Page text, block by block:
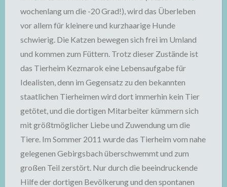
wochenlang um die -20 Grad!), wird das Überleben
vor allem für kleinere und kurzhaarige Hunde
schwierig. Die Katzen bewegen sich frei im Umland
und kommen zum Füttern. Trotz dieser Zustände ist
das Tierheim Kezmarok eine Lebensaufgabe für
Idealisten, denn im Gegensatz zu den bekannten
staatlichen Tierheimen wird dort immerhin kein Tier
getötet, und die dortigen Mitarbeiter kümmern sich
mit größtmöglicher Liebe und Zuwendung um die
Tiere. Im Sommer 2011 wurde das Tierheim vom nahe
gelegenen Gebirgsbach überschwemmt und zum
großen Teil zerstört. Nur durch die beeindruckende
Hilfe der dortigen Bevölkerung und den spontanen